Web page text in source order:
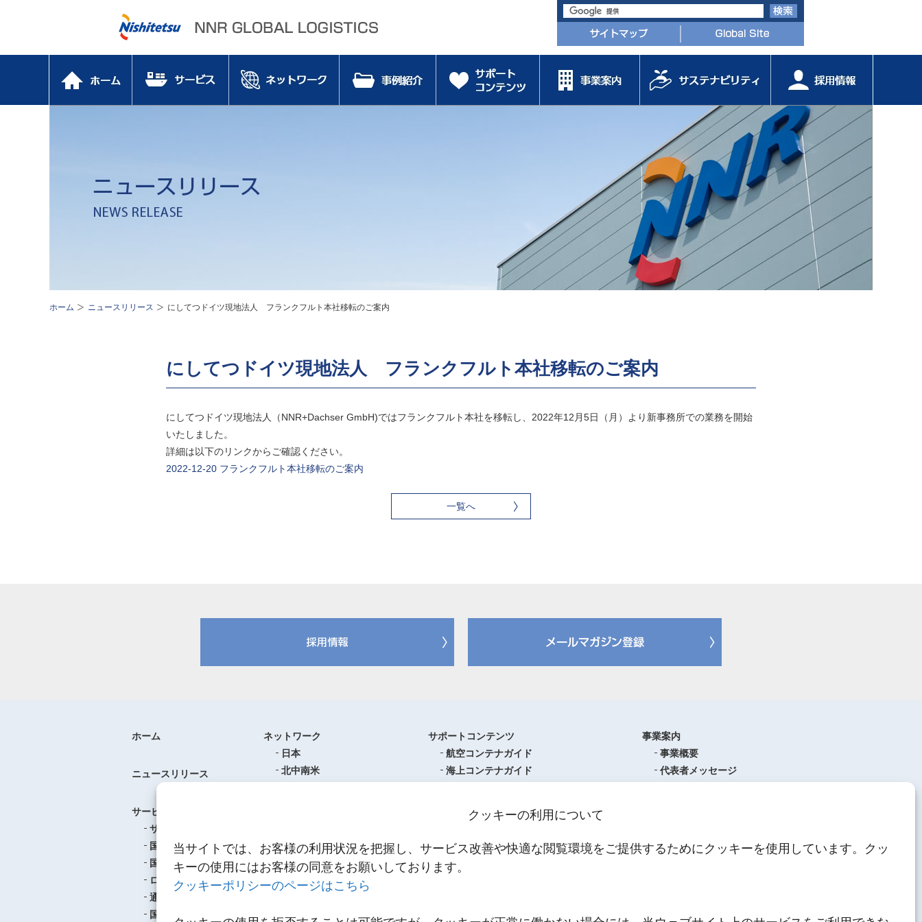
クッキーの利用について
当サイトでは、お客様の利用状況を把握し、サービス改善や快適な閲覧環境をご提供するためにクッキーを使用しています。クッ
キーの使用にはお客様の同意をお願いしております。
クッキーポリシーのページはこちら
ホーム ニュースリリース にしてつドイツ現地法人 フランクフルト本社移転のご案内
にしてつドイツ現地法人 フランクフルト本社移転のご案内
にしてつドイツ現地法人（NNR+Dachser GmbH)ではフランクフルト本社を移転し、2022年12月5日（月）より新事務所での業務を開始
いたしました。
詳細は以下のリンクからご確認ください。
2022-12-20 フランクフルト本社移転のご案内
一覧へ
ホーム
ニュースリリース
サービス
サービスのご案内
国際航空貨物輸送
国際海上貨物輸送
ロジスティクス
通関
国内輸送・梱包
ネットワーク
日本
北中南米
ロジスティクスセンター一覧
事例紹介
サポートコンテンツ
航空コンテナガイド
海上コンテナガイド
物流関係用語集（一覧・詳細）
インコタームズ
約款・掲示事項
事業案内
事業概要
代表者メッセージ
AEO制度について
サステナブル経営